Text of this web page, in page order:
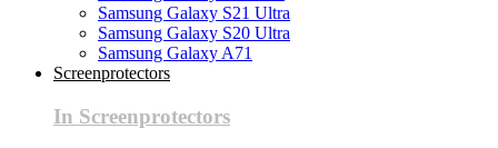
Samsung Galaxy S21 Ultra
Samsung Galaxy S20 Ultra
Samsung Galaxy A71
Screenprotectors
In Screenprotectors